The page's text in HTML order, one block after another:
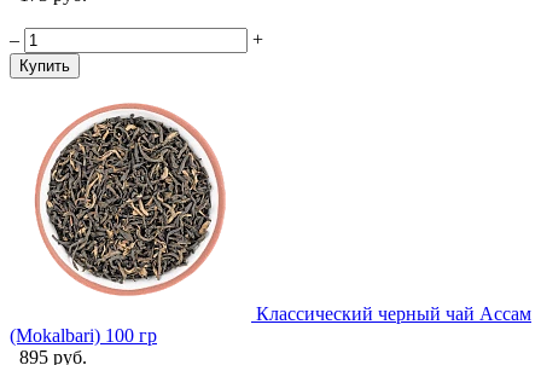
– +
Купить
Классический черный чай Ассам
(Mokalbari) 100 гр
895 руб.